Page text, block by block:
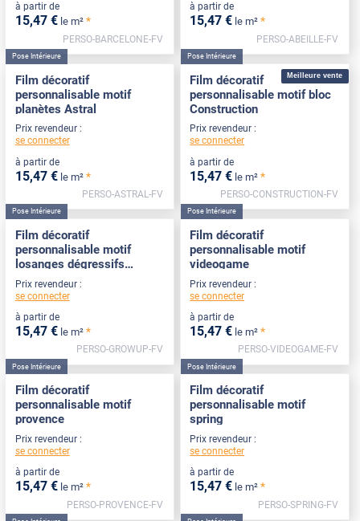
à partir de
15,47 € le m² *
PERSO-BARCELONE-FV
à partir de
15,47 € le m² *
PERSO-ABEILLE-FV
Pose Intérieure
Film décoratif
personnalisable motif
planètes Astral
Prix revendeur :
se connecter
à partir de
15,47 € le m² *
PERSO-ASTRAL-FV
Meilleure vente
Pose Intérieure
Film décoratif
personnalisable motif bloc
Construction
Prix revendeur :
se connecter
à partir de
15,47 € le m² *
PERSO-CONSTRUCTION-FV
Pose Intérieure
Film décoratif
personnalisable motif
losanges dégressifs
Growup
Prix revendeur :
se connecter
à partir de
15,47 € le m² *
PERSO-GROWUP-FV
Pose Intérieure
Film décoratif
personnalisable motif
videogame
Prix revendeur :
se connecter
à partir de
15,47 € le m² *
PERSO-VIDEOGAME-FV
Pose Intérieure
Film décoratif
personnalisable motif
provence
Prix revendeur :
se connecter
à partir de
15,47 € le m² *
PERSO-PROVENCE-FV
Pose Intérieure
Film décoratif
personnalisable motif
spring
Prix revendeur :
se connecter
à partir de
15,47 € le m² *
PERSO-SPRING-FV